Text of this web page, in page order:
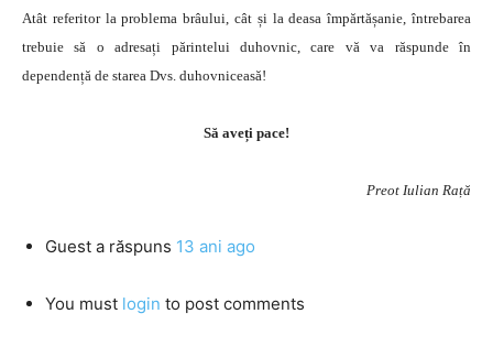
Atât referitor la problema brâului, cât și la deasa împărtășanie, întrebarea
trebuie să o adresați părintelui duhovnic, care vă va răspunde în
dependență de starea Dvs. duhovniceasă!
Să aveți pace!
Preot Iulian Rață
Guest a răspuns 13 ani ago
You must login to post comments